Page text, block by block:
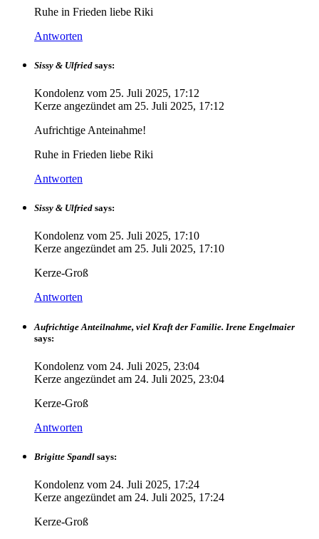
Ruhe in Frieden liebe Riki
Antworten
Sissy & Ulfried says:
Kondolenz vom 25. Juli 2025, 17:12
Kerze angezündet am 25. Juli 2025, 17:12
Aufrichtige Anteinahme!
Ruhe in Frieden liebe Riki
Antworten
Sissy & Ulfried says:
Kondolenz vom 25. Juli 2025, 17:10
Kerze angezündet am 25. Juli 2025, 17:10
Kerze-Groß
Antworten
Aufrichtige Anteilnahme, viel Kraft der Familie. Irene Engelmaier
says:
Kondolenz vom 24. Juli 2025, 23:04
Kerze angezündet am 24. Juli 2025, 23:04
Kerze-Groß
Antworten
Brigitte Spandl says:
Kondolenz vom 24. Juli 2025, 17:24
Kerze angezündet am 24. Juli 2025, 17:24
Kerze-Groß